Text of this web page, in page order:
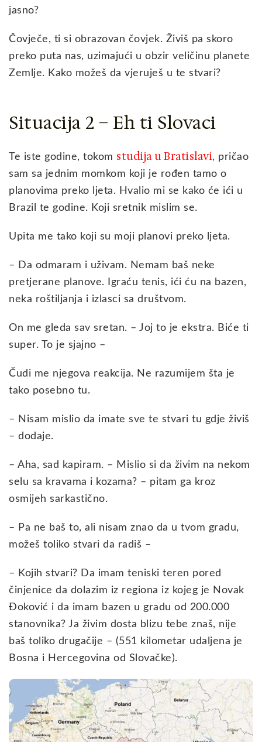
jasno?
Čovječe, ti si obrazovan čovjek. Živiš pa skoro
preko puta nas, uzimajući u obzir veličinu planete
Zemlje. Kako možeš da vjeruješ u te stvari?
Situacija 2 – Eh ti Slovaci
Te iste godine, tokom studija u Bratislavi, pričao
sam sa jednim momkom koji je rođen tamo o
planovima preko ljeta. Hvalio mi se kako će ići u
Brazil te godine. Koji sretnik mislim se.
Upita me tako koji su moji planovi preko ljeta.
– Da odmaram i uživam. Nemam baš neke
pretjerane planove. Igraću tenis, ići ću na bazen,
neka roštiljanja i izlasci sa društvom.
On me gleda sav sretan. – Joj to je ekstra. Biće ti
super. To je sjajno –
Čudi me njegova reakcija. Ne razumijem šta je
tako posebno tu.
– Nisam mislio da imate sve te stvari tu gdje živiš
– dodaje.
– Aha, sad kapiram. – Mislio si da živim na nekom
selu sa kravama i kozama? – pitam ga kroz
osmijeh sarkastično.
– Pa ne baš to, ali nisam znao da u tvom gradu,
možeš toliko stvari da radiš –
– Kojih stvari? Da imam teniski teren pored
činjenice da dolazim iz regiona iz kojeg je Novak
Đoković i da imam bazen u gradu od 200.000
stanovnika? Ja živim dosta blizu tebe znaš, nije
baš toliko drugačije – (551 kilometar udaljena je
Bosna i Hercegovina od Slovačke).